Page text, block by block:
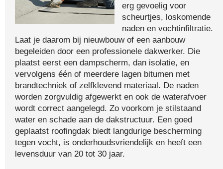
erg gevoelig voor
scheurtjes, loskomende
naden en vochtinfiltratie.
Laat je daarom bij nieuwbouw of een aanbouw
begeleiden door een professionele dakwerker. Die
plaatst eerst een dampscherm, dan isolatie, en
vervolgens één of meerdere lagen bitumen met
brandtechniek of zelfklevend materiaal. De naden
worden zorgvuldig afgewerkt en ook de waterafvoer
wordt correct aangelegd. Zo voorkom je stilstaand
water en schade aan de dakstructuur. Een goed
geplaatst roofingdak biedt langdurige bescherming
tegen vocht, is onderhoudsvriendelijk en heeft een
levensduur van 20 tot 30 jaar.